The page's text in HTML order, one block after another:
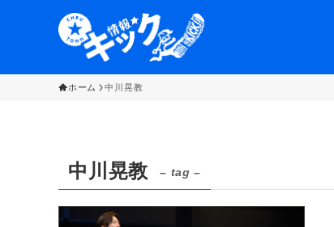
ホーム 中川晃教
中川晃教 – tag –